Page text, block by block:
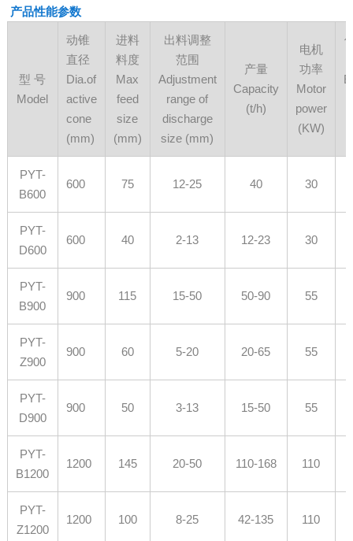
产品性能参数
型 号
Model
动锥
直径
Dia.of
active
cone
(mm)
进料
料度
Max
feed
size
(mm)
出料调整
范围
Adjustment
range of
discharge
size (mm)
产量
Capacity
(t/h)
电机
功率
Motor
power
(KW)
PYT-
B600
600 75 12-25 40 30
PYT-
D600
600 40 2-13 12-23 30
PYT-
B900
900 115 15-50 50-90 55
PYT-
Z900
900 60 5-20 20-65 55
PYT-
D900
900 50 3-13 15-50 55
PYT-
B1200
1200 145 20-50 110-168 110
PYT-
Z1200
1200 100 8-25 42-135 110